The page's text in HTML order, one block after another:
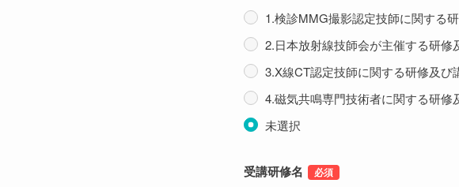
1.検診MMG撮影認定技師に関する
2.日本放射線技師会が主催する研修
3.X線CT認定技師に関する研修及び
4.磁気共鳴専門技術者に関する研修
未選択
受講研修名